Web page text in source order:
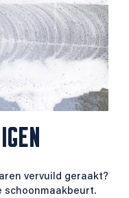
vervuild geraakt?
schoonmaakbeurt.